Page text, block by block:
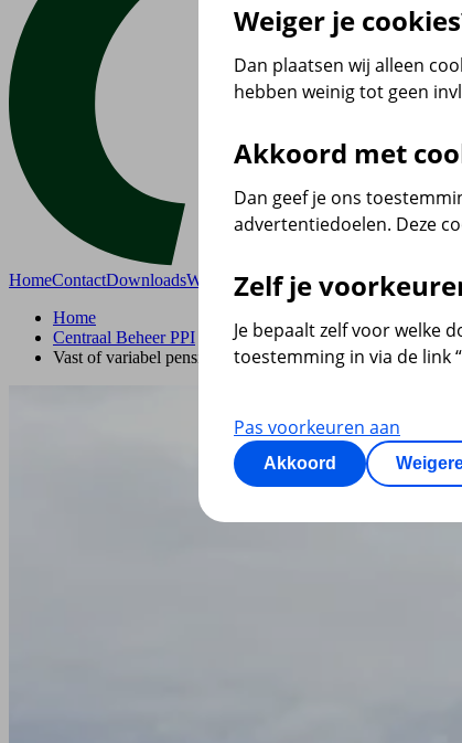
HomeContactDownloadsWtp
English
Home
Centraal Beheer PPI
Vast of variabel pensioen
Weiger je
Dan plaatsen wij alleen
hebben weinig tot geen
Akkoord met
Dan geef je ons
advertentiedoelen. Deze
Zelf je
Je bepaalt zelf voor welke
toestemming in via de link
Pas voorkeuren aan
Akkoord